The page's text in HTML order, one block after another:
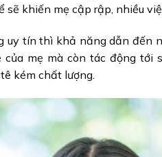
khiến mẹ cập rập, nhiều
tín thì khả năng dẫn đến
mẹ mà còn tác động tới
kém chất lượng.